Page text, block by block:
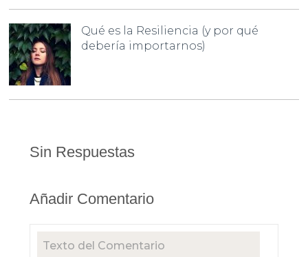
Qué es la Resiliencia (y por qué
debería importarnos)
Sin Respuestas
Añadir Comentario